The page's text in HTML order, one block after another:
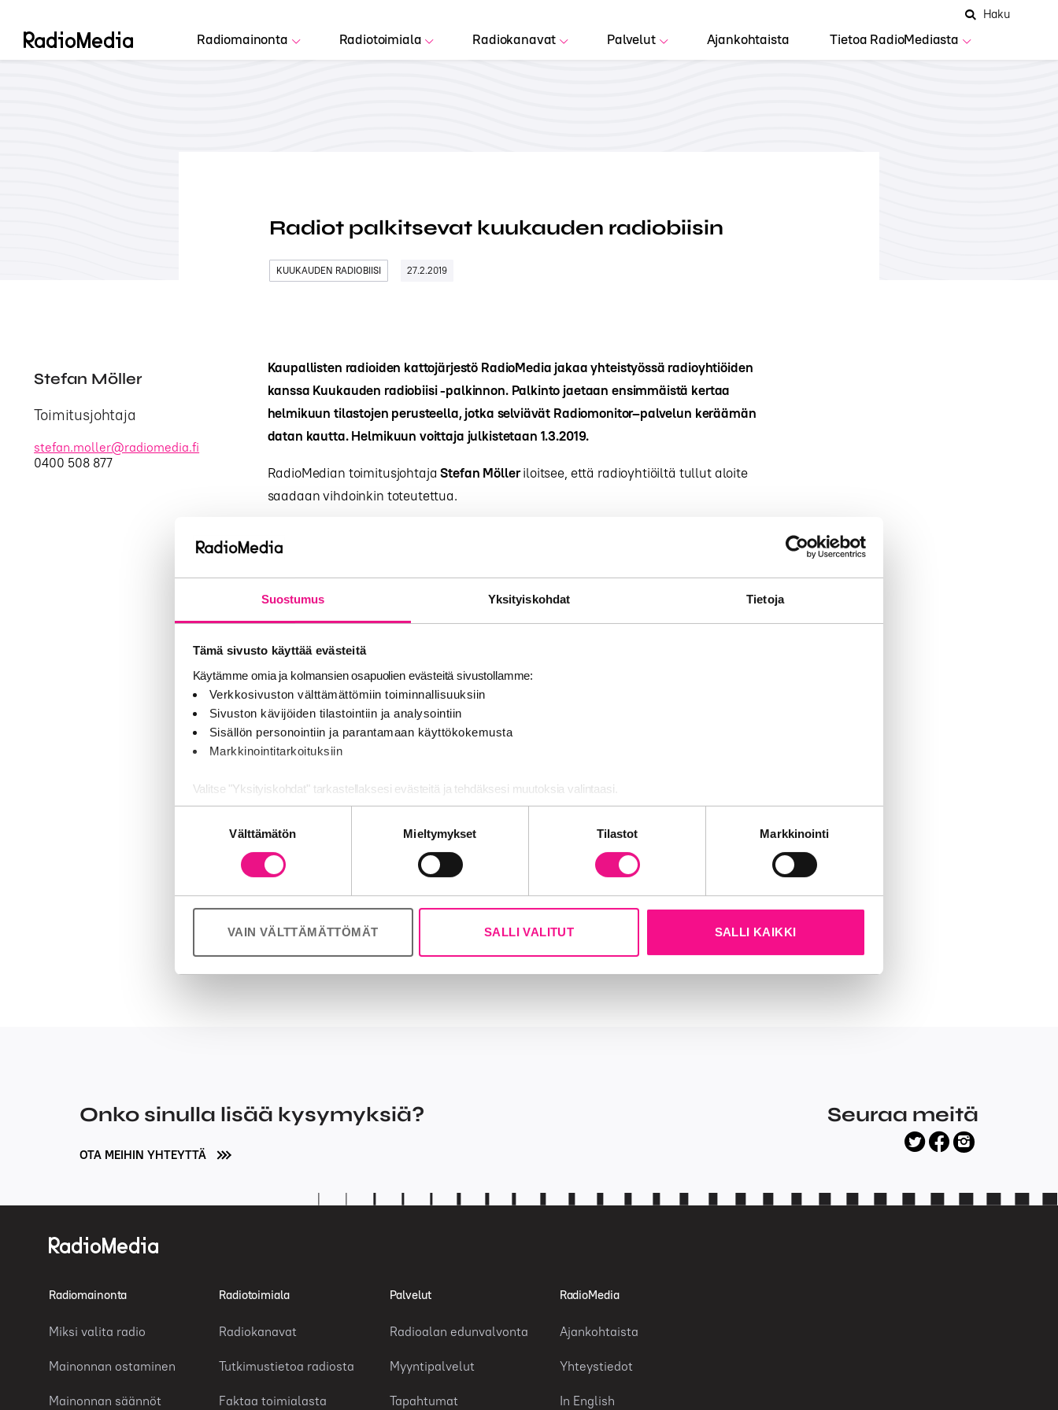
Suostumus Yksityiskohdat Tietoja
Tämä sivusto käyttää evästeitä
Käytämme omia ja kolmansien osapuolien evästeitä sivustollamme:
Verkkosivuston välttämättömiin toiminnallisuuksiin
Sivuston kävijöiden tilastointiin ja analysointiin
Sisällön personointiin ja parantamaan käyttökokemusta
Markkinointitarkoituksiin
Valitse "Yksityiskohdat" tarkastellaksesi evästeitä ja tehdäksesi muutoksia valintaasi.
Jaamme sosiaalisen median, mainosalan ja analytiikka-alan kumppaneillemme tietoja siitä, miten käytät sivustoamme.
palvelujaan (esim. Google).
Välttämätön Mieltymykset Tilastot Markkinointi
VAIN VÄLTTÄMÄTTÖMÄT SALLI VALITUT SALLI KAIKKI
Radiomainonta Radiotoimiala Radiokanavat Palvelut Ajankohtaista Tietoa RadioMediasta
AvaaHaku
Hae
Radiot palkitsevat kuukauden radiobiisin
KUUKAUDEN RADIOBIISI 27.2.2019
Kaupallisten radioiden kattojärjestö RadioMedia jakaa yhteistyössä radioyhtiöiden
kanssa Kuukauden radiobiisi -palkinnon. Palkinto jaetaan ensimmäistä kertaa
helmikuun tilastojen perusteella, jotka selviävät Radiomonitor–palvelun keräämän
datan kautta. Helmikuun voittaja julkistetaan 1.3.2019.
RadioMedian toimitusjohtaja Stefan Mölleriloitsee, että radioyhtiöiltä tullut aloite
saadaan vihdoinkin toteutettua.
radiobiisin kuukausittain. Lisäksi vuoden lopussa koostamme datasta koko vuoden
soitetuimman biisin sekä soitetuimman artistin. Heille on jatkossa RadioGaalassa
luvassa omat uudet palkintokategoriansa” kertoo Möller.
edelleen jatkossakin yleisöäänien mukaan.
Lisätiedot:
RadioMedia ry, toimitusjohtaja Stefan Möller p. 0400 50
8877,stefan.moller@radiomedia.fi
suomalaiset kaupalliset radioasemat. RadioMedia vastaa radiotoimialan
Vuosi 2018 oli radiomainonnan viides perättäinen ennätysvuosi. Kasvua kertyi 3,5% ja
radiomainontaa ostettiin 65,7 miljoonalla eurolla. Kaupallisia radiokanavia kuuntelee
viikoittain 3,6 miljoonaa suomalaista. Lisätietoja:
www.radiomedia.fi
Stefan Möller
Toimitusjohtaja
stefan.moller@radiomedia.fi
0400 508 877
Onko sinulla lisää kysymyksiä?
OTA MEIHIN YHTEYTTÄ
Seuraa meitä
twitter
facebook
instagram
Radiomainonta
Miksi valita radio
Mainonnan ostaminen
Mainonnan säännöt
Radiotoimiala
Radiokanavat
Tutkimustietoa radiosta
Faktaa toimialasta
Palvelut
Radioalan edunvalvonta
Myyntipalvelut
Tapahtumat
RadioMedia
Ajankohtaista
Yhteystiedot
In English